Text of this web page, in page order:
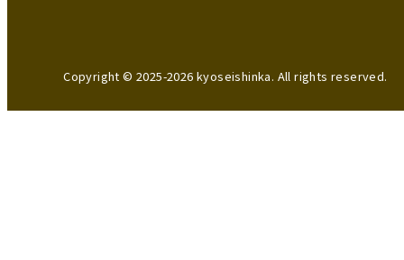
Copyright © 2025-2026 kyoseishinka. All rights reserved.